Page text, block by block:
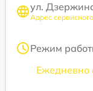
ул.
Адрес
Режим
Ежедневно